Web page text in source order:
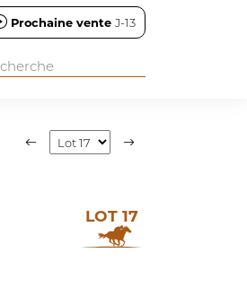
Prochaine vente J-13
LOT 17